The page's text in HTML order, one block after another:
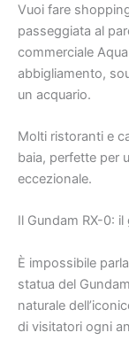
Vuoi fare
passeggiata al
commerciale
abbigliamento,
un acquario.
Molti ristoranti e
baia, perfette per
eccezionale.
Il Gundam RX-0:
È impossibile
statua del
naturale
di visitatori ogni